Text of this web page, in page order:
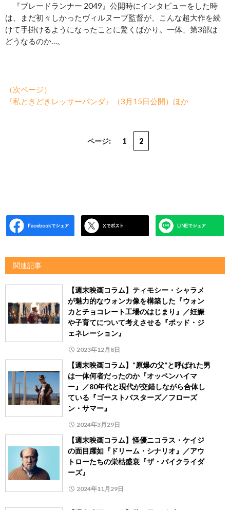
『ブレードランナー 2049』公開時にインタビューをした時
は、まだ初々しかったヴィルヌーブ監督が、こんな超大作を続
けて手掛けるようになったことに驚くばかり。一体、第3部は
どうなるのか…。
（次ページ）
『私ときどきレッサーパンダ』（3月15日公開）ほか
ページ: 1 2
関連記事
【週末映画コラム】ティモシー・シャラメ
が魅力的なウォンカ像を構築した『ウォン
カとチョコレート工場のはじまり』／妊娠
や子育てについて考えさせる『ポッド・ジ
ェネレーション』
2023年12月8日
【週末映画コラム】“原爆の父”と呼ばれた男
は一体何者だったのか『オッペンハイマ
ー』／80年代と現代が交錯しながら合体し
ている『ゴーストバスターズ／フローズ
ン・サマー』
2024年3月29日
【週末映画コラム】怪優ニコラス・ケイジ
の面目躍如『ドリーム・シナリオ』／アウ
トローたちの栄枯盛衰『ザ・バイクライダ
ーズ』
2024年11月29日